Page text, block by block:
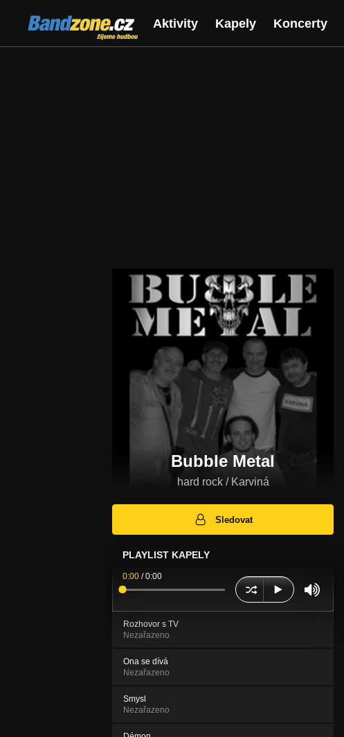
Bandzone.cz
žijeme hudbou
Aktivity Kapely Koncerty
Bubble Metal
hard rock / Karviná
Sledovat
PLAYLIST KAPELY
0:00 /0:00
Rozhovor s TV
Nezařazeno
Ona se dívá
Nezařazeno
Smysl
Nezařazeno